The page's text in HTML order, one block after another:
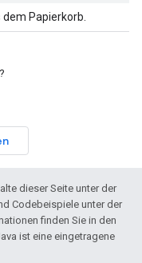
Papierkorb.
dieser Seite unter der
Codebeispiele unter der
finden Sie in den
ist eine eingetragene